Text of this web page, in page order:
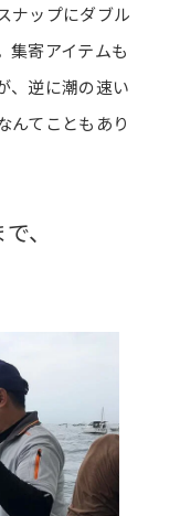
ナップにダブル
集寄アイテムも
、逆に潮の速い
てこともあり
、